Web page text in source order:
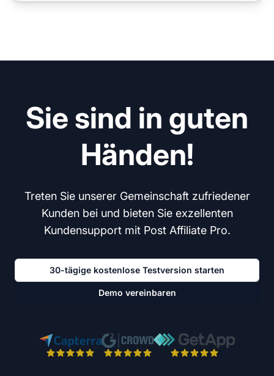
Sie sind in guten
Händen!
Treten Sie unserer Gemeinschaft zufriedener
Kunden bei und bieten Sie exzellenten
Kundensupport mit Post Affiliate Pro.
30-tägige kostenlose Testversion starten
Demo vereinbaren